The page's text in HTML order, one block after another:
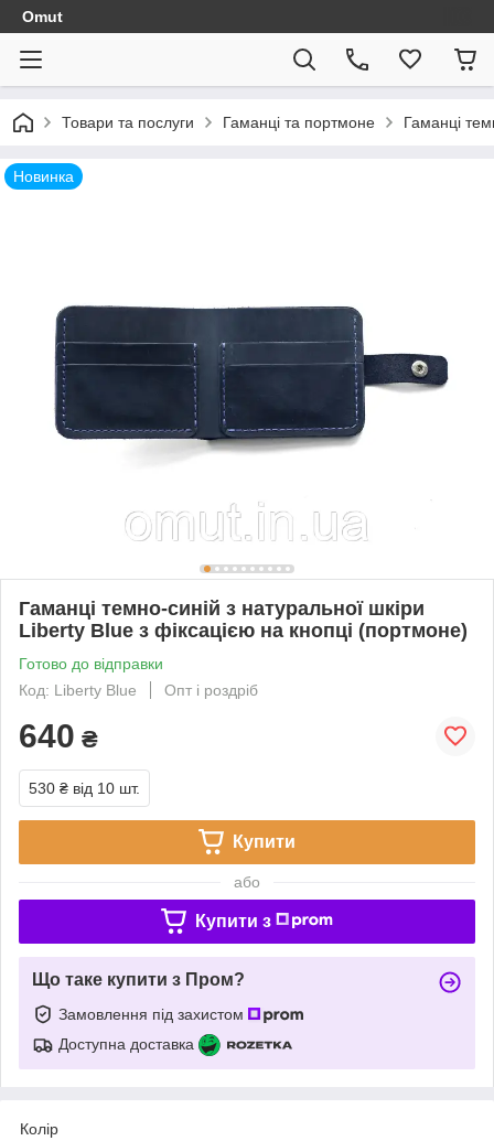
Omut
Товари та послуги Гаманці та портмоне Гаманці
Новинка
Гаманці темно-синій з натуральної шкіри
Liberty Blue з фіксацією на кнопці (портмоне)
Готово до відправки
Код: Liberty Blue
Опт і роздріб
640 ₴
530 ₴ від 10 шт.
Купити
або
Купити з
Що таке купити з Пром?
Замовлення під захистом
Доступна доставка
Колір